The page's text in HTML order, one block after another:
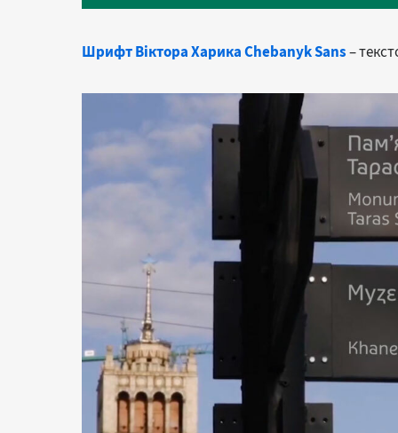
Шрифт Віктора Харика Chebanyk Sans–